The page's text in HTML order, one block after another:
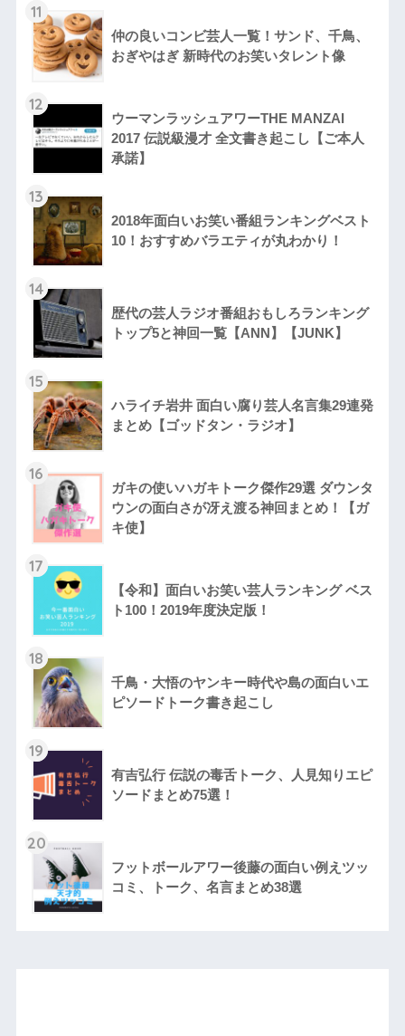
11
仲の良いコンビ芸人一覧！サンド、千鳥、
おぎやはぎ 新時代のお笑いタレント像
12
ウーマンラッシュアワーTHE MANZAI
2017 伝説級漫才 全文書き起こし【ご本人
承諾】
13
2018年面白いお笑い番組ランキングベスト
10！おすすめバラエティが丸わかり！
14
歴代の芸人ラジオ番組おもしろランキング
トップ5と神回一覧【ANN】【JUNK】
15
ハライチ岩井 面白い腐り芸人名言集29連発
まとめ【ゴッドタン・ラジオ】
16
ガキの使いハガキトーク傑作29選 ダウンタ
ウンの面白さが冴え渡る神回まとめ！【ガ
キ使】
17
【令和】面白いお笑い芸人ランキング ベス
ト100！2019年度決定版！
18
千鳥・大悟のヤンキー時代や島の面白いエ
ピソードトーク書き起こし
19
有吉弘行 伝説の毒舌トーク、人見知りエピ
ソードまとめ75選！
20
フットボールアワー後藤の面白い例えツッ
コミ、トーク、名言まとめ38選